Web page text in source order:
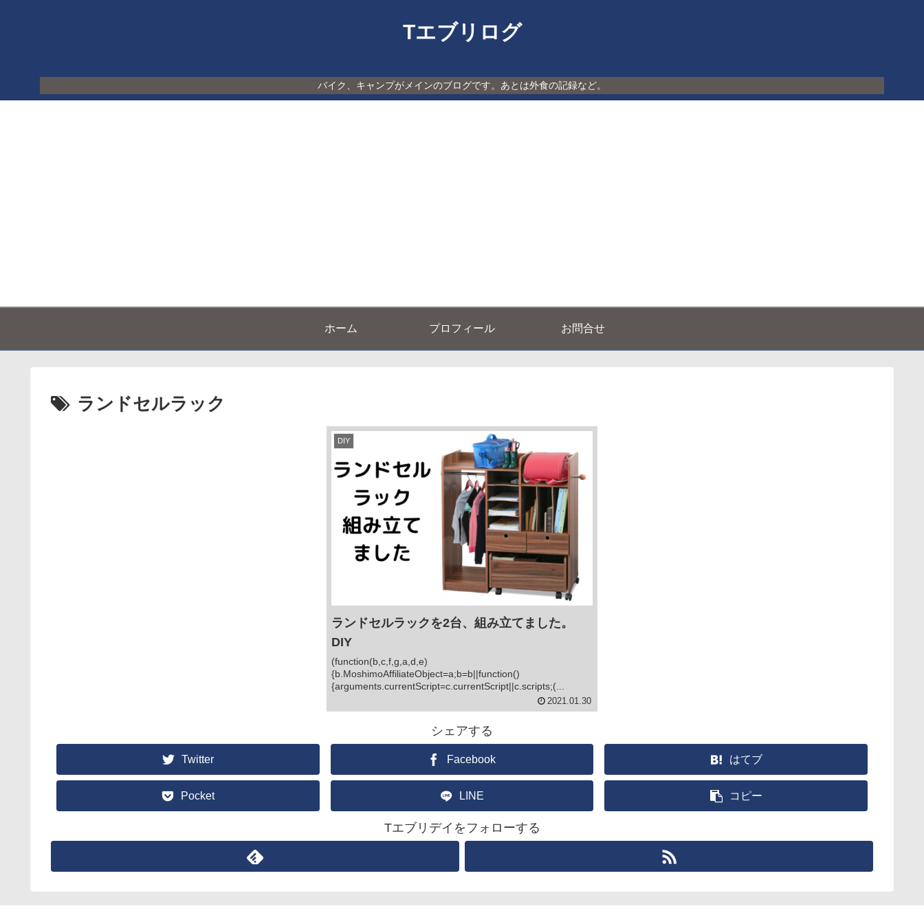
Tエブリログ
バイク、キャンプがメインのブログです。あとは外食の記録など。
ホーム プロフィール お問合せ
ランドセルラック
DIY
ランドセルラックを2台、組み立てました。
DIY
(function(b,c,f,g,a,d,e)
{b.MoshimoAffiliateObject=a;b=b||function()
{arguments.currentScript=c.currentScript||c.scripts;(...
2021.01.30
シェアする
Twitter Facebook はてブ
Pocket LINE コピー
Tエブリデイをフォローする